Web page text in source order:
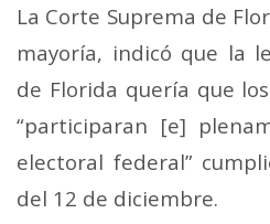
La Corte Suprema de
mayoría, indicó que la
de Florida quería que
“participaran [e]
electoral federal”
del 12 de diciembre.